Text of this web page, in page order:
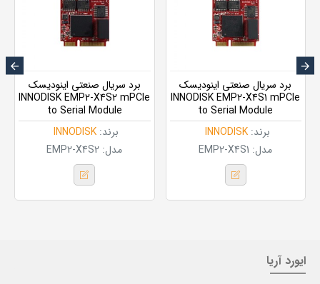
برند: INNODISK
مدل: EMP2-X4S1
برد سریال صنعتی اینودیسک
INNODISK EMP2-X4S1 mPCIe
to Serial Module
برند: INNODISK
مدل: EMP2-X4S2
برد سریال صنعتی اینودیسک
INNODISK EMP2-X4S2 mPCIe
to Serial Module
ایورد آریا